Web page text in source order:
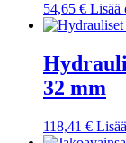
54,65 € Lisää
32 mm
118,41 €